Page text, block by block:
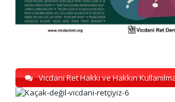
Vicdani Ret Hakkı ve Hakkın